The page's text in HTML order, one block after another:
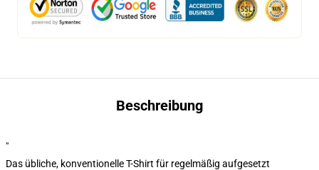
Beschreibung
"
Das übliche, konventionelle T-Shirt für regelmäßig aufgesetzt